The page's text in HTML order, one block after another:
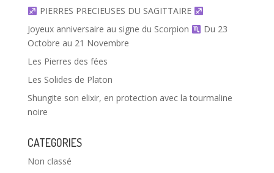
PIERRES PRECIEUSES DU SAGITTAIRE
Joyeux anniversaire au signe du Scorpion
Du 23
Octobre au 21 Novembre
Les Pierres des fées
Les Solides de Platon
Shungite son elixir, en protection avec la tourmaline
noire
CATEGORIES
Non classé